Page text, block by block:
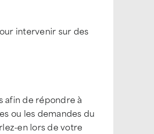
intervenir sur des
afin de répondre à
ou les demandes du
en lors de votre